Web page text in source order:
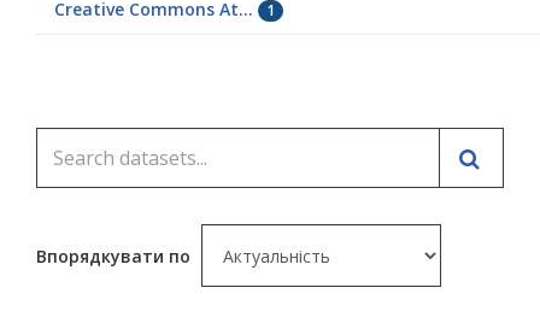
Creative Commons At... 1
Впорядкувати по